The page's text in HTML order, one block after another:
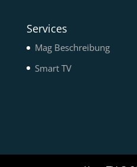
Services
Mag Beschreibung
Smart TV